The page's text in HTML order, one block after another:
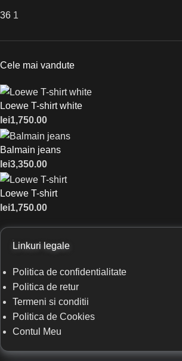
36 1
Cele mai vandute
Loewe T-shirt white
lei1,750.00
Balmain jeans
lei3,350.00
Loewe T-shirt
lei1,750.00
Linkuri legale
Politica de confidentialitate
Politica de retur
Termeni si conditii
Politica de Cookies
Contul Meu